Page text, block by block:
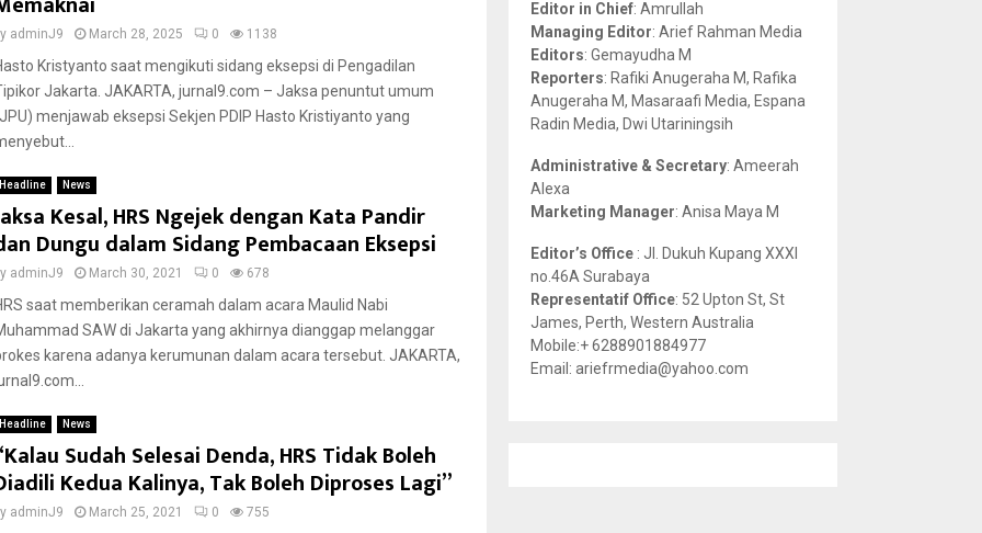
adminJ9 March 28, 2025 0 1138
Kristyanto saat mengikuti sidang eksepsi di Pengadilan
Jakarta. JAKARTA, jurnal9.com – Jaksa penuntut umum
menjawab eksepsi Sekjen PDIP Hasto Kristiyanto yang
Headline News
Kesal, HRS Ngejek dengan Kata Pandir
Dungu dalam Sidang Pembacaan Eksepsi
adminJ9 March 30, 2021 0 678
saat memberikan ceramah dalam acara Maulid Nabi
SAW di Jakarta yang akhirnya dianggap melanggar
karena adanya kerumunan dalam acara tersebut. JAKARTA,
Headline News
Sudah Selesai Denda, HRS Tidak Boleh
Kedua Kalinya, Tak Boleh Diproses Lagi”
adminJ9 March 25, 2021 0 755
r
:
R
H
Editor in Chief: Amrullah
Managing Editor: Arief Rahman Media
Editors: Gemayudha M
Reporters: Rafiki Anugeraha M, Rafika
Anugeraha M, Masaraafi Media, Espana
Radin Media, Dwi Utariningsih
Administrative & Secretary: Ameerah
Alexa
Marketing Manager: Anisa Maya M
Editor’s Office : Jl. Dukuh Kupang XXXI
no.46A Surabaya
Representatif Office: 52 Upton St, St
James, Perth, Western Australia
Mobile:+ 6288901884977
Email: ariefrmedia@yahoo.com